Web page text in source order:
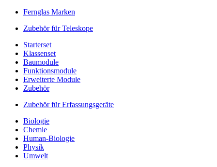
Fernglas Marken
Zubehör für Teleskope
Starterset
Klassenset
Baumodule
Funktionsmodule
Erweiterte Module
Zubehör
Zubehör für Erfassungsgeräte
Biologie
Chemie
Human-Biologie
Physik
Umwelt